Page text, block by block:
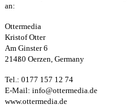
an:
Ottermedia
Kristof Otter
Am Ginster 6
214ß0 Oerzen, Germany
Tel.: 0177 157 12 74
E-Mail: info@ottermedia.de
www.ottermedia.de